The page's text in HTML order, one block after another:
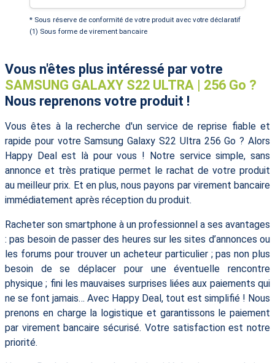
* Sous réserve de conformité de votre produit avec votre déclaratif
(1) Sous forme de virement bancaire
Vous n'êtes plus intéressé par votre
SAMSUNG GALAXY S22 ULTRA | 256 Go ?
Nous reprenons votre produit !
Vous êtes à la recherche d'un service de reprise fiable et
rapide pour votre Samsung Galaxy S22 Ultra 256 Go ? Alors
Happy Deal est là pour vous ! Notre service simple, sans
annonce et très pratique permet le rachat de votre produit
au meilleur prix. Et en plus, nous payons par virement bancaire
immédiatement après réception du produit.
Racheter son smartphone à un professionnel a ses avantages
: pas besoin de passer des heures sur les sites d’annonces ou
les forums pour trouver un acheteur particulier ; pas non plus
besoin de se déplacer pour une éventuelle rencontre
physique ; fini les mauvaises surprises liées aux paiements qui
ne se font jamais… Avec Happy Deal, tout est simplifié ! Nous
prenons en charge la logistique et garantissons le paiement
par virement bancaire sécurisé. Votre satisfaction est notre
priorité.